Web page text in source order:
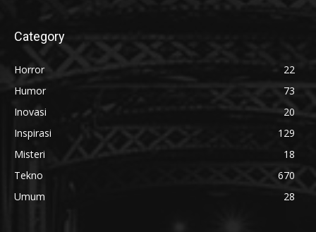
Category
Horror
22
Humor
73
Inovasi
20
Inspirasi
129
Misteri
18
Tekno
670
Umum
28